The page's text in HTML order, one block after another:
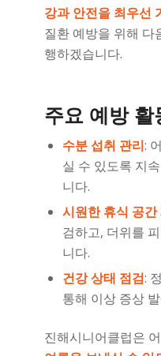
강과 안전을 최우선
질환 예방을 위해 다
행하겠습니다.
주요 예방 활
수분 섭취 관리:
실 수 있도록 지
니다.
시원한 휴식 공간
검하고, 더위를
니다.
건강 상태 점검:
통해 이상 증상
진해시니어클럽은